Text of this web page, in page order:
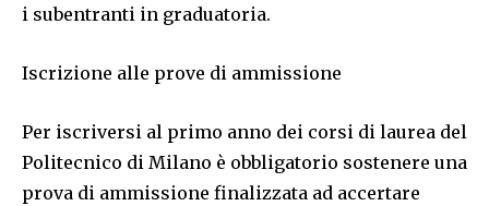
i subentranti in graduatoria.
Iscrizione alle prove di ammissione
Per iscriversi al primo anno dei corsi di laurea del
Politecnico di Milano è obbligatorio sostenere una
prova di ammissione finalizzata ad accertare